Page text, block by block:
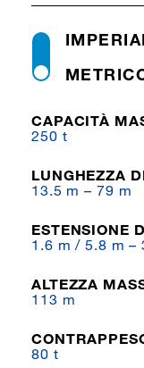
CAPACITÀ
250 t
LUNGHEZZA
13.5 m – 79 m
ESTENSIONE
1.6 m / 5.8 m –
ALTEZZA
113 m
80 t